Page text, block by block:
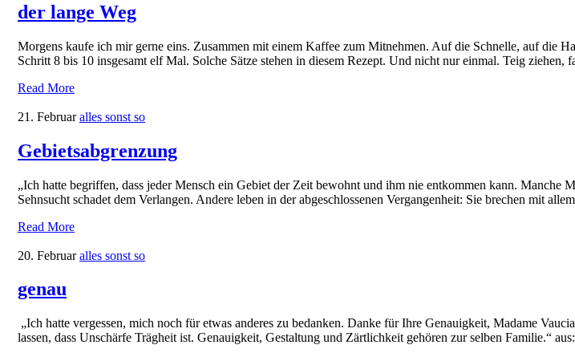
der lange Weg
Morgens kaufe ich mir gerne eins. Zusammen mit einem Kaffee zum Mitnehmen. Auf die Schnelle, auf die
Schritt 8 bis 10 insgesamt elf Mal. Solche Sätze stehen in diesem Rezept. Und nicht nur einmal. Teig
Read More
21. Februar alles sonst so
Gebietsabgrenzung
„Ich hatte begriffen, dass jeder Mensch ein Gebiet der Zeit bewohnt und ihm nie entkommen kann. Manche
Sehnsucht schadet dem Verlangen. Andere leben in der abgeschlossenen Vergangenheit: Sie brechen mit
Read More
20. Februar alles sonst so
genau
„Ich hatte vergessen, mich noch für etwas anderes zu bedanken. Danke für Ihre Genauigkeit, Madame
lassen, dass Unschärfe Trägheit ist. Genauigkeit, Gestaltung und Zärtlichkeit gehören zur selben Familie.“